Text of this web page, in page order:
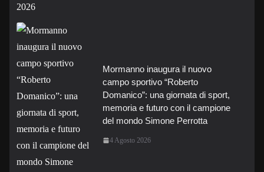
Mormanno inaugura il nuovo
campo sportivo “Roberto
Domanico”: una giornata di sport,
memoria e futuro con il campione
del mondo Simone Perrotta
4 Agosto 2026